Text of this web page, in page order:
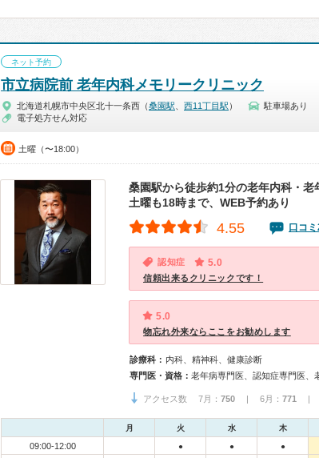
ネット予約
市立病院前 老年内科メモリークリニック
北海道札幌市中央区北十一条西（桑園駅 西11丁目駅 ） 駐車場あり
電子処方せん対応
土曜（〜18:00）
桑園駅から徒歩約1分の老年内科・老
土曜も18時まで、WEB予約あり
4.55 口コ
認知症 5.0
信頼出来るクリニックです！
5.0
物忘れ外来ならここをお勧めします
診療科： 内科、精神科、健康診断
専門医・資格： 老年病専門医、認知症専門医、
アクセス数 7月： 750 | 6月： 771 |
月 火 水 木
09:00-12:00 ● ● ●